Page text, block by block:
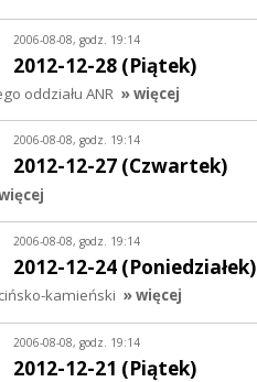
2006-08-08, godz. 19:14
2012-12-28 (Piątek)
oddziału ANR » więcej
2006-08-08, godz. 19:14
2012-12-27 (Czwartek)
2006-08-08, godz. 19:14
2012-12-24 (Poniedziałek)
kamieński » więcej
2006-08-08, godz. 19:14
2012-12-21 (Piątek)